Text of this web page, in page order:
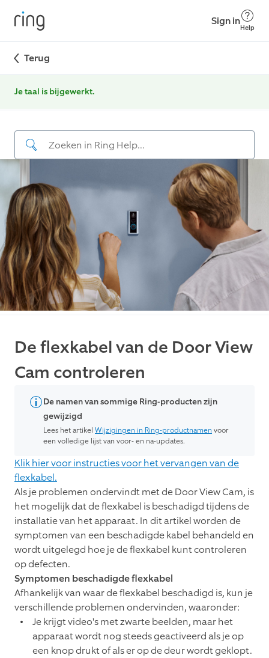
Sign in
Help
Terug
Je taal is bijgewerkt.
De flexkabel van de Door View
Cam controleren
De namen van sommige Ring-producten zijn
gewijzigd
Lees het artikel Wijzigingen in Ring-productnamen voor
een volledige lijst van voor- en na-updates.
Klik hier voor instructies voor het vervangen van de
flexkabel.
Als je problemen ondervindt met de Door View Cam, is
het mogelijk dat de flexkabel is beschadigd tijdens de
installatie van het apparaat. In dit artikel worden de
symptomen van een beschadigde kabel behandeld en
wordt uitgelegd hoe je de flexkabel kunt controleren
op defecten.
Symptomen beschadigde flexkabel
Afhankelijk van waar de flexkabel beschadigd is, kun je
verschillende problemen ondervinden, waaronder:
Je krijgt video's met zwarte beelden, maar het
apparaat wordt nog steeds geactiveerd als je op
een knop drukt of als er op de deur wordt geklopt.